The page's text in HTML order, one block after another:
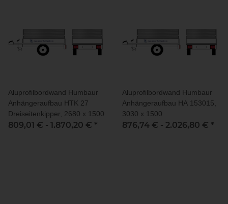
Aluprofilbordwand Humbaur
Anhängeraufbau HTK 27
Dreiseitenkipper, 2680 x 1500
809,01 € - 1.870,20 € *
Aluprofilbordwand Humbaur
Anhängeraufbau HA 153015,
3030 x 1500
876,74 € - 2.026,80 € *